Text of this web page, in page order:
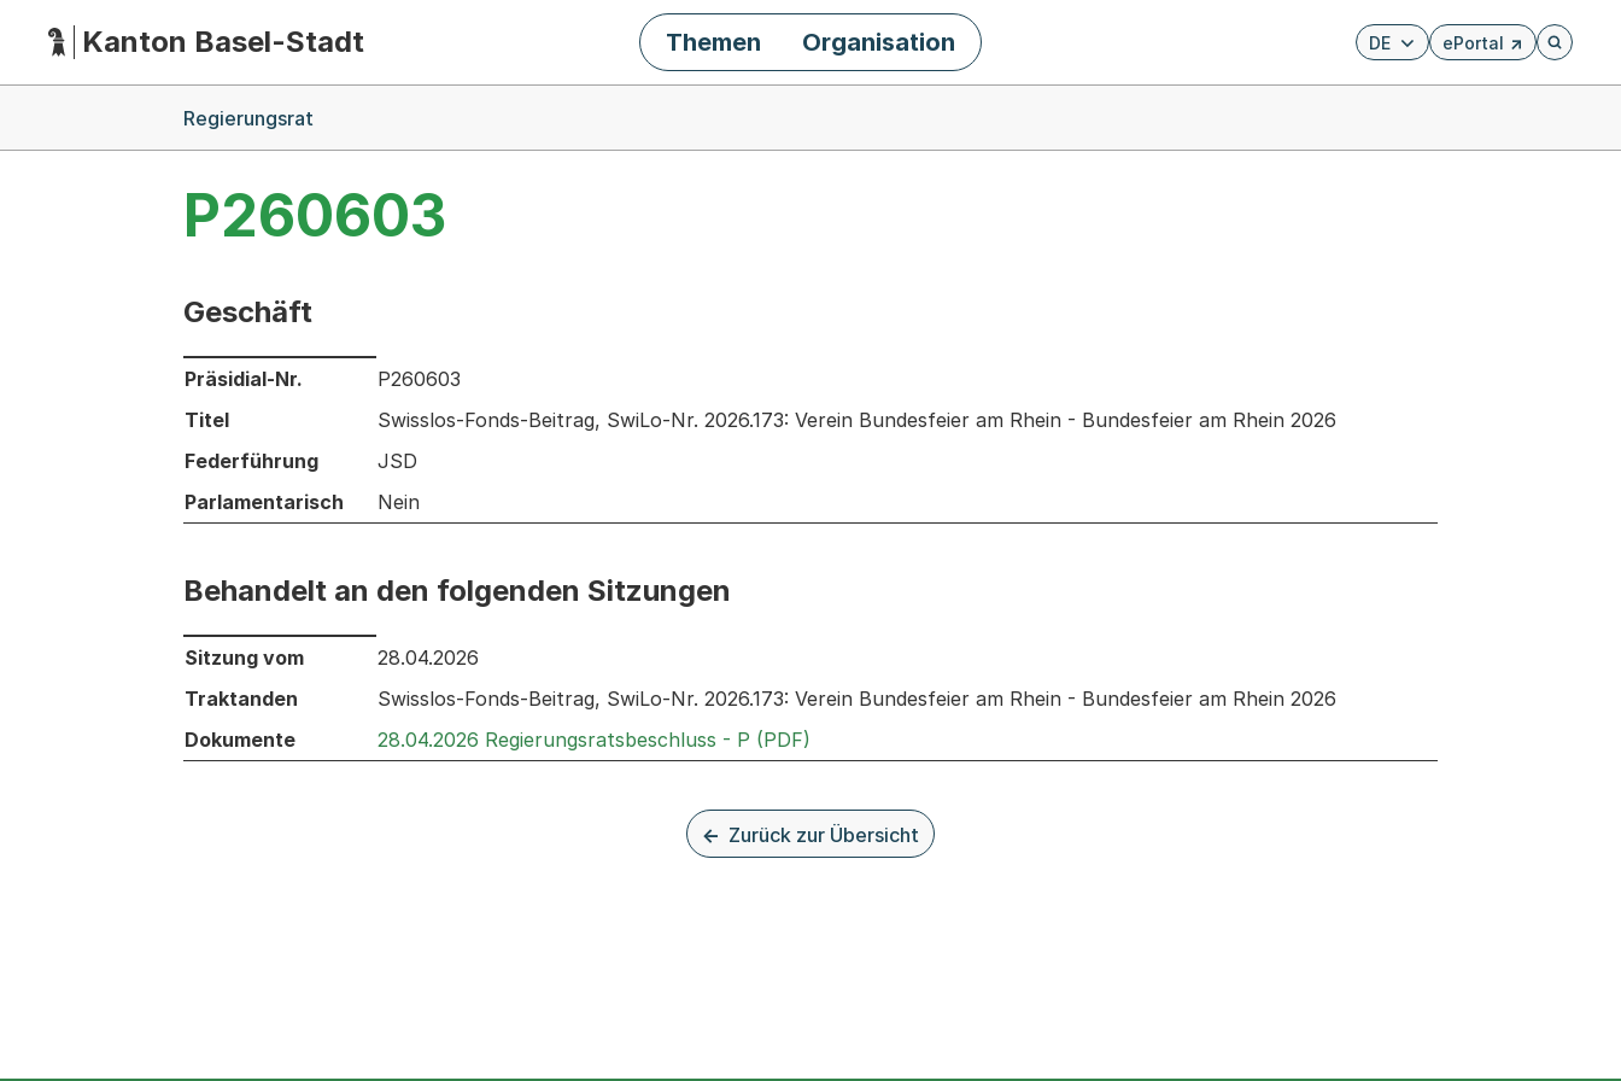
HauptnavigationKanton Basel-Stadt DE ePortal
Externer Link, wird in
Öffnet
Themen Organisation
Regierungsrat
P260603
Geschäft
Informationen zum Ausgewählten Geschäft
Präsidial-Nr.
P260603
Titel
Swisslos-Fonds-Beitrag, SwiLo-Nr. 2026.173: Verein Bundesfeier am Rhein - Bundesfeier am Rhein 2026
Federführung
JSD
Parlamentarisch
Nein
Behandelt an den folgenden Sitzungen
Behandelt an den folgenden Sitzungen: Informationen zu den Sitzungen zum Geschäft
Sitzung vom
28.04.2026
Traktanden
Swisslos-Fonds-Beitrag, SwiLo-Nr. 2026.173: Verein Bundesfeier am Rhein - Bundesfeier am Rhein 2026
Dokumente
28.04.2026 Regierungsratsbeschluss - P (PDF)
Zurück zur Übersicht